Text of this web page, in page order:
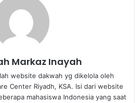
Markaz Inayah
website dakwah yg dikelola oleh
Center Riyadh, KSA. Isi dari website
mahasiswa Indonesia yang saat